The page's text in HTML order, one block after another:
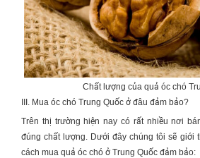
Chất lượng của quả óc chó
III. Mua óc chó Trung Quốc ở đâu đảm bảo?
Trên thị trường hiện nay có rất nhiều nơi
đúng chất lượng. Dưới đây chúng tôi sẽ giới
cách mua quả óc chó ở Trung Quốc đảm bảo: